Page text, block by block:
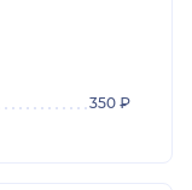
350 ₽